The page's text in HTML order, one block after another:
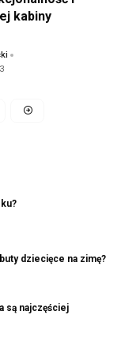
kabiny
dziecięce na zimę?
są najczęściej